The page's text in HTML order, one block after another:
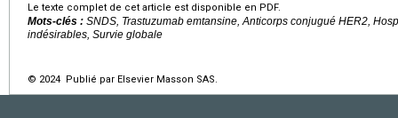
Le texte complet de cet article est disponible en PDF.
Mots-clés : SNDS, Trastuzumab emtansine, Anticorps conjugué HER2,
indésirables, Survie globale
© 2024 Publié par Elsevier Masson SAS.